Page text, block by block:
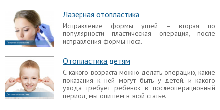
Отопластика: от простой коррекции к
сложным задачам
Александр Жуков рассказывает о сложностях
отопластики.
Сделайте мне уши Эльфа
Возможности пластической хирургии в
современном мире стали неограниченны. Об
Лазерная отопластика
Исправление формы ушей – вторая по
популярности пластическая операция, после
исправления формы носа.
Отопластика детям
С какого возраста можно делать операцию, какие
показания к ней могут быть у детей, и какого
ухода требует ребенок в послеоперационный
период, мы опишем в этой статье.